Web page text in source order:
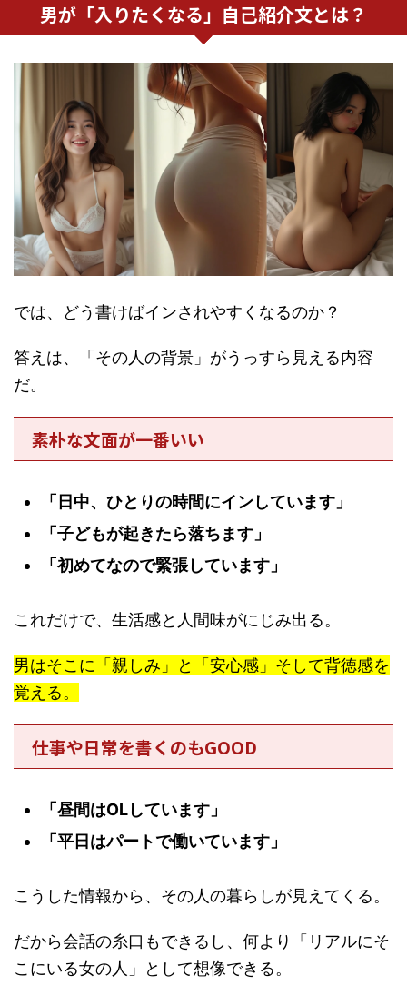
男が「入りたくなる」自己紹介文とは？
では、どう書けばインされやすくなるのか？
答えは、
「その人の背景」がうっすら見える内容
だ。
素朴な文面が一番いい
「日中、ひとりの時間にインしています」
「子どもが起きたら落ちます」
「初めてなので緊張しています」
これだけで、 生活感と人間味がにじみ出る。
男はそこに「親しみ」と「安心感」そして背徳感を
覚える。
仕事や日常を書くのもGOOD
「昼間はOLしています」
「平日はパートで働いています」
こうした情報から、 その人の暮らしが見えてくる。
だから会話の糸口もできるし、何より「リアルにそ
こにいる女の人」として想像できる。